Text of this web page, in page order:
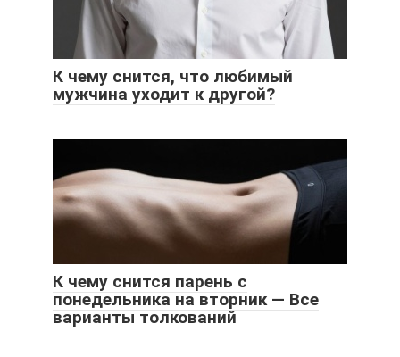
К чему снится, что любимый
мужчина уходит к другой?
К чему снится парень с
понедельника на вторник — Все
варианты толкований